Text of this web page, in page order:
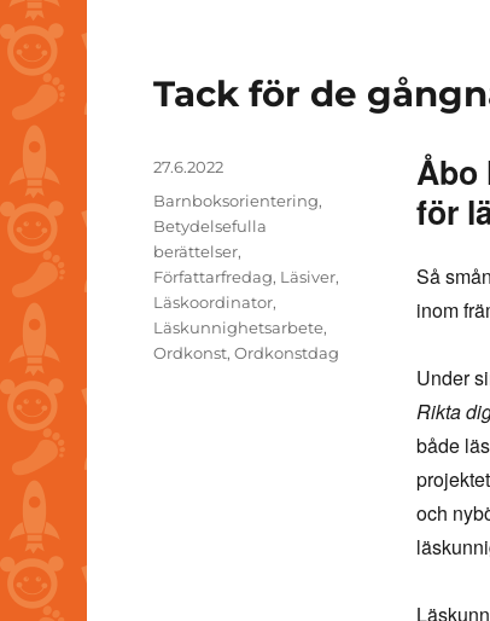
Tack för de
Åbo
för
Så
inom
Under
Rikta
både
och
Posted
27.6.2022
Tags
Barnboksorientering,
Betydelsefulla
berättelser,
Författarfredag, Läsiver,
Läskoordinator,
Läskunnighetsarbete,
Ordkonst, Ordkonstdag